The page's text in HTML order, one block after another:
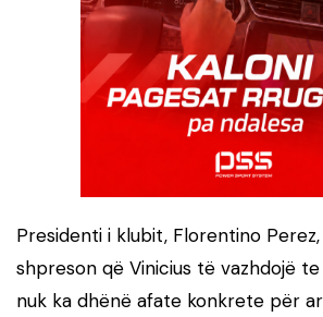
Presidenti i klubit, Florentino
shpreson që Vinicius të vazhdojë
nuk ka dhënë afate konkrete për